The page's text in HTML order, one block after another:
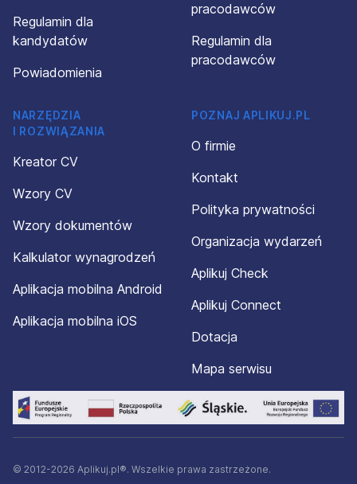
Regulamin dla
kandydatów
Powiadomienia
pracodawców
Regulamin dla
pracodawców
NARZĘDZIA
I ROZWIĄZANIA
Kreator CV
Wzory CV
Wzory dokumentów
Kalkulator wynagrodzeń
Aplikacja mobilna Android
Aplikacja mobilna iOS
POZNAJ APLIKUJ.PL
O firmie
Kontakt
Polityka prywatności
Organizacja wydarzeń
Aplikuj Check
Aplikuj Connect
Dotacja
Mapa serwisu
© 2012-2026 Aplikuj.pl®. Wszelkie prawa zastrzeżone.